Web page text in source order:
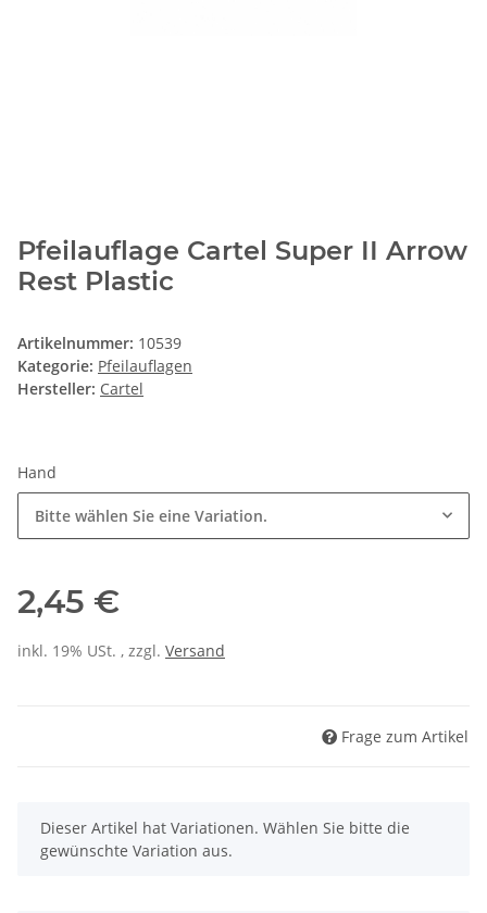
Pfeilauflage Cartel Super II Arrow
Rest Plastic
Artikelnummer: 10539
Kategorie: Pfeilauflagen
Hersteller: Cartel
Hand
Bitte wählen Sie eine Variation.
2,45 €
inkl. 19% USt. , zzgl. Versand
Frage zum Artikel
x
Dieser Artikel hat Variationen. Wählen Sie bitte die
gewünschte Variation aus.